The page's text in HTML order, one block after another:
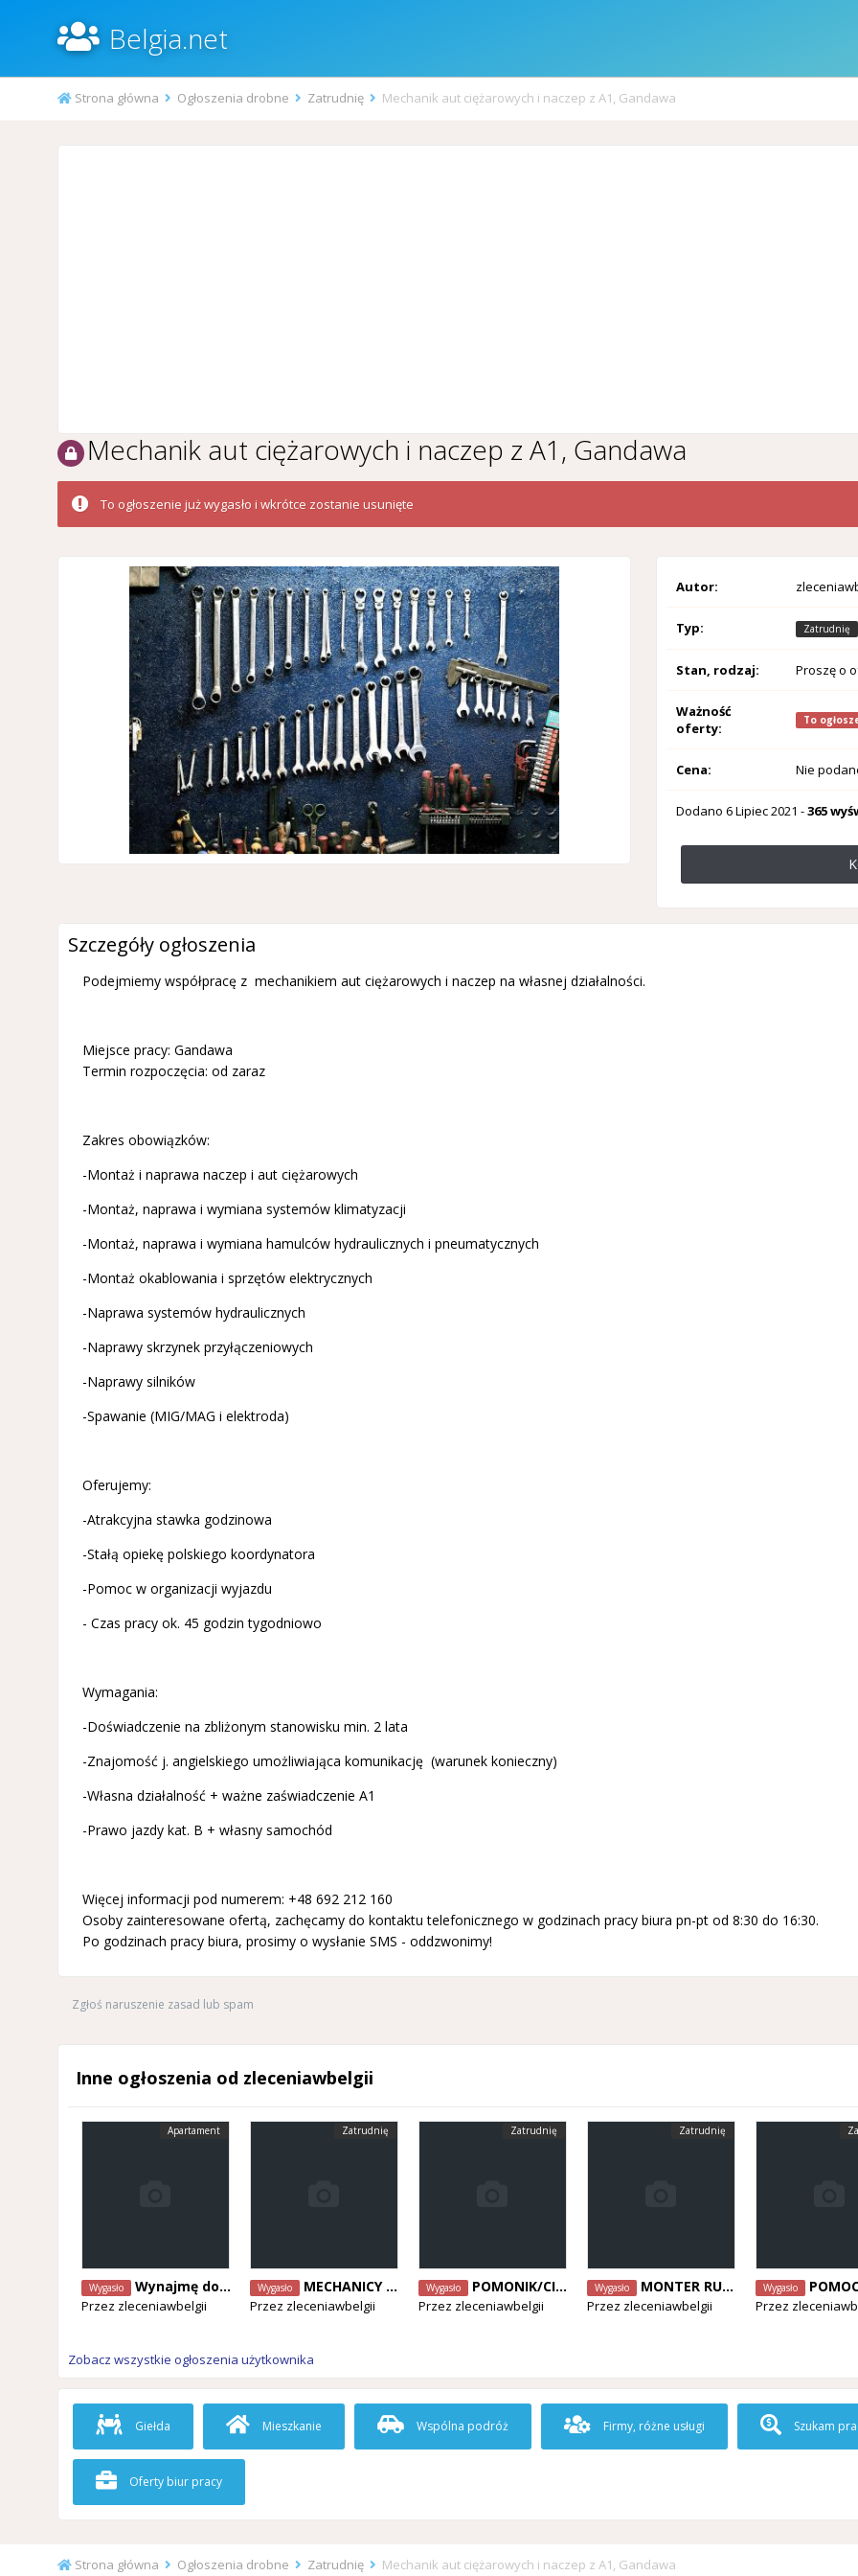
Belgia.net
Strona główna Ogłoszenia drobne Zatrudnię Mechanik aut ciężarowych i naczep z A1, Gandawa
Mechanik aut ciężarowych i naczep z A1, Gandawa
To ogłoszenie już wygasło i wkrótce zostanie usunięte
Autor:
Typ: Zatrudnię
Stan, rodzaj: Proszę o
Ważność
oferty:
To
Cena: Nie
Dodano6 Lipiec 2021 -365
Szczegóły ogłoszenia
Podejmiemy współpracę z mechanikiem aut ciężarowych i naczep na własnej działalności.
Miejsce pracy: Gandawa
Termin rozpoczęcia: od zaraz
Zakres obowiązków:
-Montaż i naprawa naczep i aut ciężarowych
-Montaż, naprawa i wymiana systemów klimatyzacji
-Montaż, naprawa i wymiana hamulców hydraulicznych i pneumatycznych
-Montaż okablowania i sprzętów elektrycznych
-Naprawa systemów hydraulicznych
-Naprawy skrzynek przyłączeniowych
-Naprawy silników
-Spawanie (MIG/MAG i elektroda)
Oferujemy:
-Atrakcyjna stawka godzinowa
-Stałą opiekę polskiego koordynatora
-Pomoc w organizacji wyjazdu
- Czas pracy ok. 45 godzin tygodniowo
Wymagania:
-Doświadczenie na zbliżonym stanowisku min. 2 lata
-Znajomość j. angielskiego umożliwiająca komunikację (warunek konieczny)
-Własna działalność + ważne zaświadczenie A1
-Prawo jazdy kat. B + własny samochód
Więcej informacji pod numerem: +48 692 212 160
Osoby zainteresowane ofertą, zachęcamy do kontaktu telefonicznego w godzinach pracy biura pn-pt od 8:30 do 16:30.
Po godzinach pracy biura, prosimy o wysłanie SMS - oddzwonimy!
Zgłoś naruszenie zasad lub spam
Inne ogłoszenia od zleceniawbelgii
Apartament
Wygasło Wynajmę dom / mieszkanie dla pary
Przez zleceniawbelgii
Zatrudnię
Wygasło MECHANICY SAMOCHODOWI POSZUKIWANI! różne specjalizacje- od zaraz
Przez zleceniawbelgii
Zatrudnię
Wygasło POMONIK/CIEŚLA POSZUKIWANY! - od zaraz, Antwerpia
Przez zleceniawbelgii
Zatrudnię
Wygasło MONTER RUSZTOWAŃ POZUKIWANY! - od zaraz, Limburg
Przez zleceniawbelgii
Wygasło POMOCNIK DEKARZA! bez doświadczenia
Przez
Zobacz wszystkie ogłoszenia użytkownika
Giełda Mieszkanie Wspólna podróż Firmy, różne usługi Szukam
Oferty biur pracy
Strona główna Ogłoszenia drobne Zatrudnię Mechanik aut ciężarowych i naczep z A1, Gandawa